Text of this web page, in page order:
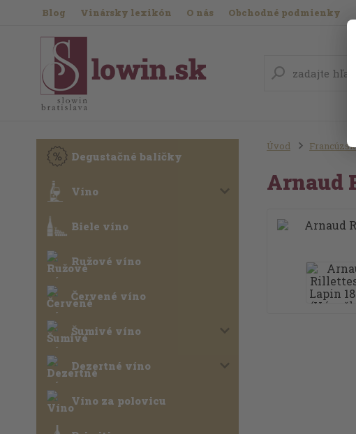
Blog Vinársky lexikón O nás Obchodné podmienky
Degustačné balíčky
Víno
Biele víno
Ružové víno
Červené víno
Šumivé víno
Dezertné víno
Víno za polovicu
Úvod
Arnaud